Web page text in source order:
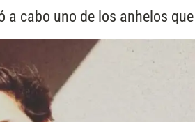
a cabo uno de los anhelos